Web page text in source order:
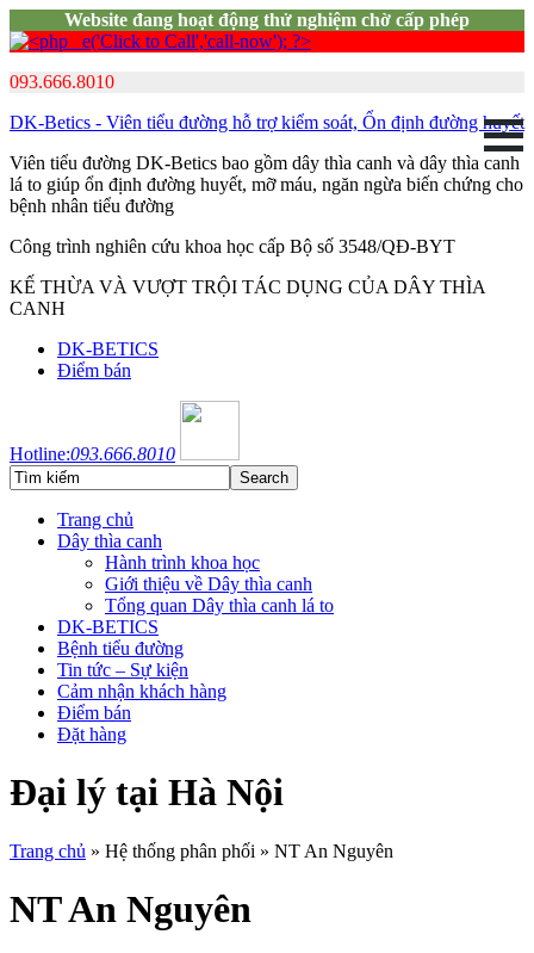
Website đang hoạt động thử nghiệm chờ cấp phép
093.666.8010
DK-Betics - Viên tiểu đường hỗ trợ kiểm soát, Ổn định đường huyết
Viên tiểu đường DK-Betics bao gồm dây thìa canh và dây thìa canh
lá to giúp ổn định đường huyết, mỡ máu, ngăn ngừa biến chứng cho
bệnh nhân tiểu đường
Công trình nghiên cứu khoa học cấp Bộ số 3548/QĐ-BYT
KẾ THỪA VÀ VƯỢT TRỘI TÁC DỤNG CỦA DÂY THÌA
CANH
DK-BETICS
Điểm bán
Hotline:093.666.8010
Trang chủ
Dây thìa canh
Hành trình khoa học
Giới thiệu về Dây thìa canh
Tổng quan Dây thìa canh lá to
DK-BETICS
Bệnh tiểu đường
Tin tức – Sự kiện
Cảm nhận khách hàng
Điểm bán
Đặt hàng
Đại lý tại Hà Nội
Trang chủ » Hệ thống phân phối » NT An Nguyên
NT An Nguyên